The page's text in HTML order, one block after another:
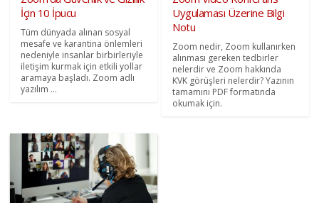
İçin 10 İpucu
Tüm dünyada alınan sosyal
mesafe ve karantina önlemleri
nedeniyle insanlar birbirleriyle
iletişim kurmak için etkili yollar
aramaya başladı. Zoom adlı
yazılım ...
Uygulaması Üzerine Bilgi
Notu
Zoom nedir, Zoom kullanırken
alınması gereken tedbirler
nelerdir ve Zoom hakkında
KVK görüşleri nelerdir? Yazının
tamamını PDF formatında
okumak için.